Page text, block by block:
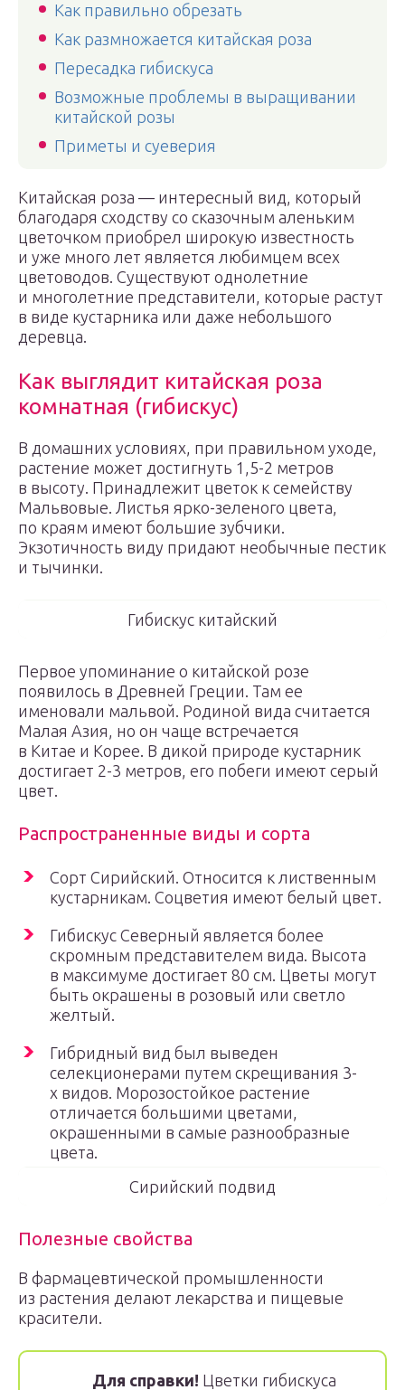
Как правильно обрезать
Как размножается китайская роза
Пересадка гибискуса
Возможные проблемы в выращивании
китайской розы
Приметы и суеверия
Китайская роза — интересный вид, который
благодаря сходству со сказочным аленьким
цветочком приобрел широкую известность
и уже много лет является любимцем всех
цветоводов. Существуют однолетние
и многолетние представители, которые растут
в виде кустарника или даже небольшого
деревца.
Как выглядит китайская роза
комнатная (гибискус)
В домашних условиях, при правильном уходе,
растение может достигнуть 1,5-2 метров
в высоту. Принадлежит цветок к семейству
Мальвовые. Листья ярко-зеленого цвета,
по краям имеют большие зубчики.
Экзотичность виду придают необычные пестик
и тычинки.
Гибискус китайский
Первое упоминание о китайской розе
появилось в Древней Греции. Там ее
именовали мальвой. Родиной вида считается
Малая Азия, но он чаще встречается
в Китае и Корее. В дикой природе кустарник
достигает 2-3 метров, его побеги имеют серый
цвет.
Распространенные виды и сорта
Сорт Сирийский. Относится к лиственным
кустарникам. Соцветия имеют белый цвет.
Гибискус Северный является более
скромным представителем вида. Высота
в максимуме достигает 80 см. Цветы могут
быть окрашены в розовый или светло
желтый.
Гибридный вид был выведен
селекционерами путем скрещивания 3-
х видов. Морозостойкое растение
отличается большими цветами,
окрашенными в самые разнообразные
цвета.
Сирийский подвид
Полезные свойства
В фармацевтической промышленности
из растения делают лекарства и пищевые
красители.
Для справки! Цветки гибискуса